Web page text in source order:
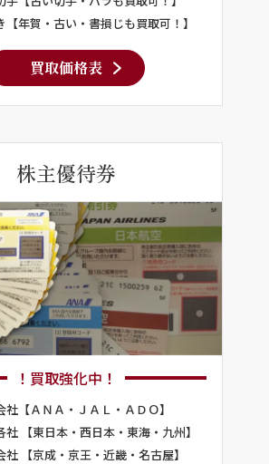
【年賀・古い・書損じも買取可！】
買取価格表
株主優待券
！買取強化中！
社【ＡＮＡ・ＪＡＬ・ＡＤＯ】
社 【東日本・西日本・東海・九州】
社 【京成・京王・近畿・名古屋】